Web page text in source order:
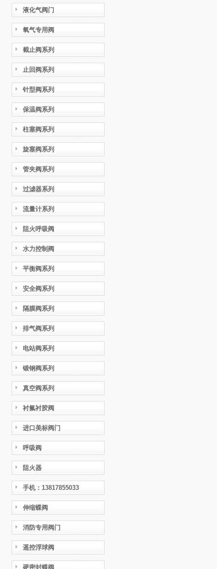
液化气阀门
氧气专用阀
截止阀系列
止回阀系列
针型阀系列
保温阀系列
柱塞阀系列
旋塞阀系列
管夹阀系列
过滤器系列
流量计系列
阻火呼吸阀
水力控制阀
平衡阀系列
安全阀系列
隔膜阀系列
排气阀系列
电站阀系列
锻钢阀系列
真空阀系列
衬氟衬胶阀
进口美标阀门
呼吸阀
阻火器
手机：13817855033
伸缩蝶阀
消防专用阀门
遥控浮球阀
硬密封蝶阀